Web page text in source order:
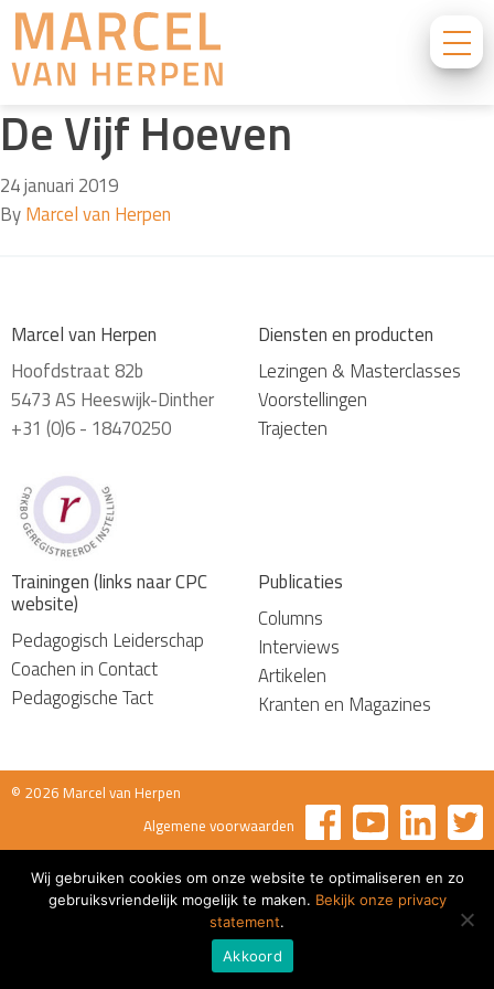
De Vijf Hoeven
24 januari 2019
ByMarcel van Herpen
Marcel van Herpen
Hoofdstraat 82b
5473 AS Heeswijk-Dinther
+31 (0)6 - 18470250
Diensten en producten
Lezingen & Masterclasses
Voorstellingen
Trajecten
Trainingen (links naar CPC
website)
Pedagogisch Leiderschap
Coachen in Contact
Pedagogische Tact
Publicaties
Columns
Interviews
Artikelen
Kranten en Magazines
© 2026 Marcel van Herpen
Algemene voorwaarden
Wij gebruiken cookies om onze website te optimaliseren en zo
gebruiksvriendelijk mogelijk te maken. Bekijk onze privacy
statement.
Akkoord